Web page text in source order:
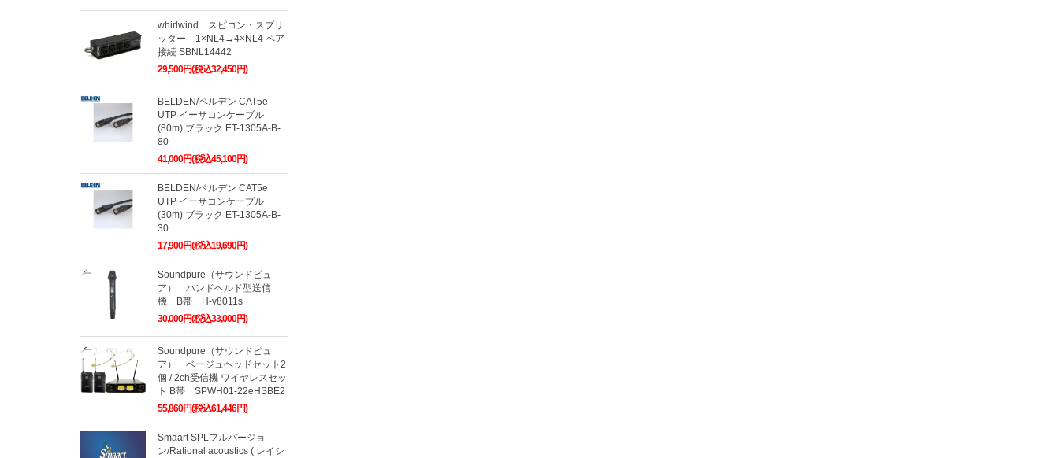
whirlwind スピコン・スプリ
ッター 1×NL4→4×NL4 ペア
接続 SBNL14442
29,500円(税込32,450円)
BELDEN/ベルデン CAT5e
UTP イーサコンケーブル
(80m) ブラック ET-1305A-B-
80
41,000円(税込45,100円)
BELDEN/ベルデン CAT5e
UTP イーサコンケーブル
(30m) ブラック ET-1305A-B-
30
17,900円(税込19,690円)
Soundpure（サウンドピュ
ア） ハンドヘルド型送信
機 B帯 H-v8011s
30,000円(税込33,000円)
Soundpure（サウンドピュ
ア） ベージュヘッドセット2
個 / 2ch受信機 ワイヤレスセッ
ト B帯 SPWH01-22eHSBE2
55,860円(税込61,446円)
Smaart SPLフルバージョ
ン/Rational acoustics ( レイシ